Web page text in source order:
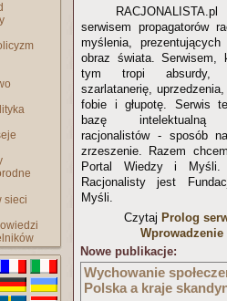
sieci
serwisem propagatorów
myślenia, prezentujących
obraz świata. Serwisem,
tym tropi absurdy,
szarlatanerię, uprzedzenia,
fobie i głupotę. Serwis
bazę intelektualną
racjonalistów - sposób
zrzeszenie. Razem
Portal Wiedzy i Myśli.
Racjonalisty jest
Myśli.
Czytaj Prolog
Wprowadzenie
Nowe publikacje:
Wychowanie
Polska a kraje